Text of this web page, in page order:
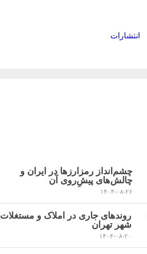
انتشارات
چشم‌انداز رمزارزها در ایران و
چالش‌های پیشِ‌روی آن
۱۴۰۴-۰۸-۲۶
روند‌های جاری در املاک و مستغلات
شهر تهران
۱۴۰۴-۰۸-۲۰